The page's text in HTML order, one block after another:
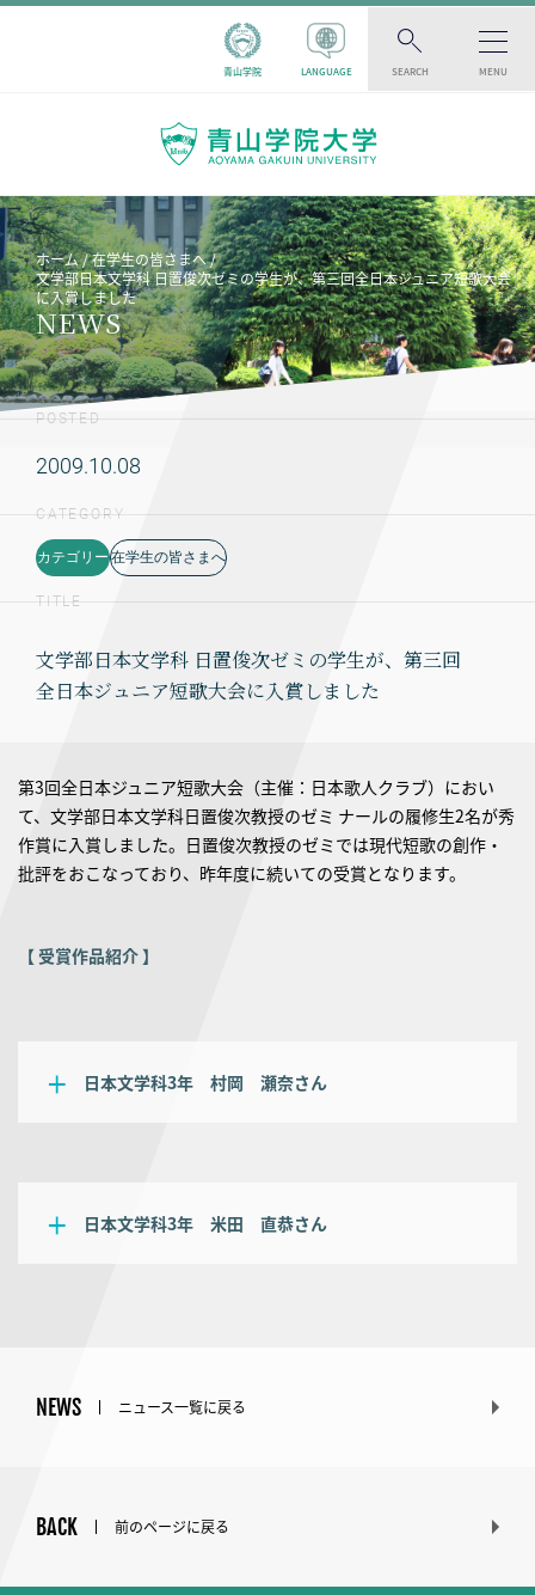
青山学院 LANGUAGE SEARCH MENU
ホーム
在学生の皆さまへ
文学部日本文学科 日置俊次ゼミの学生が、第三回全日本ジュニア短歌大会
に入賞しました
NEWS
POSTED
2009.10.08
CATEGORY
カテゴリー 在学生の皆さまへ
TITLE
文学部日本文学科 日置俊次ゼミの学生が、第三回
全日本ジュニア短歌大会に入賞しました
第3回全日本ジュニア短歌大会（主催：日本歌人クラブ）におい
て、文学部日本文学科日置俊次教授のゼミ ナールの履修生2名が秀
作賞に入賞しました。日置俊次教授のゼミでは現代短歌の創作・
批評をおこなっており、昨年度に続いての受賞となります。
【 受賞作品紹介 】
日本文学科3年　村岡　瀬奈さん
日本文学科3年　米田　直恭さん
NEWS ニュース一覧に戻る
BACK 前のページに戻る